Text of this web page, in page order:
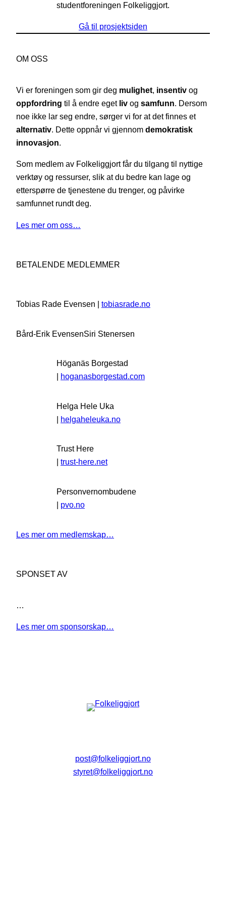
studentforeningen Folkeliggjort.
Gå til prosjektsiden
OM OSS
Vi er foreningen som gir deg mulighet, insentiv og
oppfordring til å endre eget liv og samfunn. Dersom
noe ikke lar seg endre, sørger vi for at det finnes et
alternativ. Dette oppnår vi gjennom demokratisk
innovasjon.
Som medlem av Folkeliggjort får du tilgang til nyttige
verktøy og ressurser, slik at du bedre kan lage og
etterspørre de tjenestene du trenger, og påvirke
samfunnet rundt deg.
Les mer om oss…
BETALENDE MEDLEMMER
Tobias Rade Evensen | tobiasrade.no
Bård-Erik EvensenSiri Stenersen
Höganäs Borgestad
| hoganasborgestad.com
Helga Hele Uka
| helgaheleuka.no
Trust Here
trust-here.net
Personvernombudene
| pvo.no
Les mer om medlemskap…
SPONSET AV
…
Les mer om sponsorskap…
post@folkeliggjort.no
styret@folkeliggjort.no